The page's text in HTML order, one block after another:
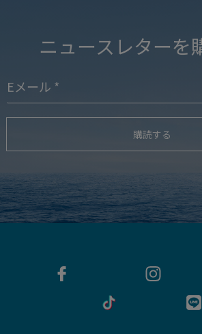
ニュースレターを
購読する